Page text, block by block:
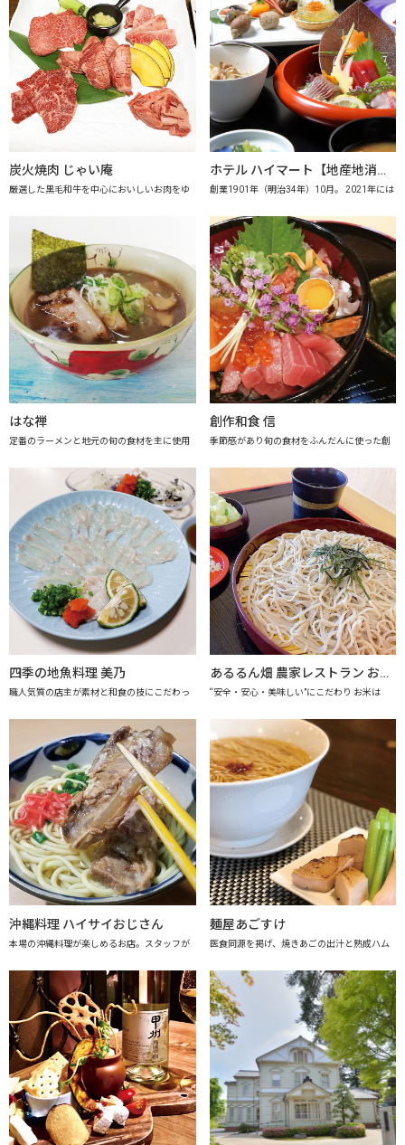
炭火焼肉 じゃい庵
厳選した黒毛和牛を中心においしいお肉をゆ
ホテル ハイマート【地産地消の店認定店】
創業1901年（明治34年）10月。 2021年には
はな禅
定番のラーメンと地元の旬の食材を主に使用
創作和食 信
季節感があり旬の食材をふんだんに使った創
四季の地魚料理 美乃
職人気質の店主が素材と和食の技にこだわっ
あるるん畑 農家レストラン おかげさま 【上越市地産地消推進の店認定店】
“安全・安心・美味しい”にこだわり お米は
沖縄料理 ハイサイおじさん
本場の沖縄料理が楽しめるお店。スタッフが
麺屋あごすけ
医食同源を掲げ、焼きあごの出汁と熟成ハム